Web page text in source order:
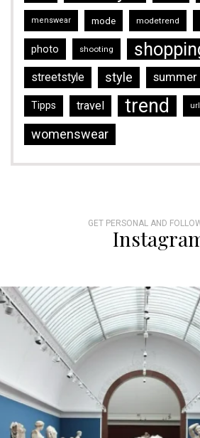
menswear mode modetrend
photo shooting
streetstyle style summer
Tipps travel trend
womenswear
GET PERSONAL AND